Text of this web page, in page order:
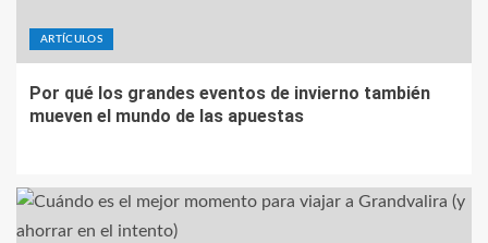
ARTÍCULOS
Por qué los grandes eventos de invierno también
mueven el mundo de las apuestas